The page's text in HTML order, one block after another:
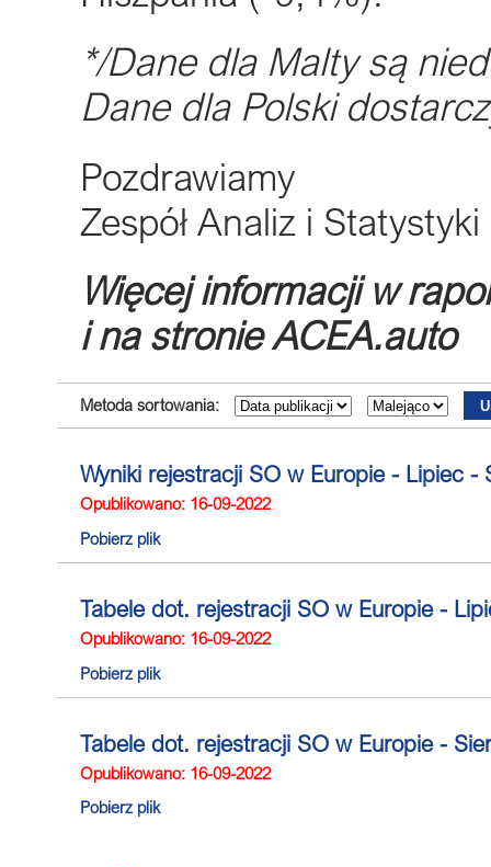
*/Dane dla Malty są
Dane dla Polski
Pozdrawiamy
Zespół Analiz i
Więcej informacji w
i na stronie ACEA.auto
Metoda sortowania:
Wyniki rejestracji SO w Europie - Lipiec -
Opublikowano: 16-09-2022
Pobierz plik
Tabele dot. rejestracji SO w Europie -
Opublikowano: 16-09-2022
Pobierz plik
Tabele dot. rejestracji SO w Europie -
Opublikowano: 16-09-2022
Pobierz plik